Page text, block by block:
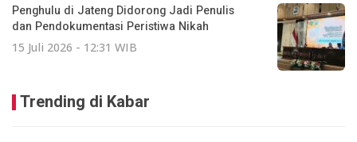
Penghulu di Jateng Didorong Jadi Penulis
dan Pendokumentasi Peristiwa Nikah
15 Juli 2026 - 12:31 WIB
Trending di Kabar